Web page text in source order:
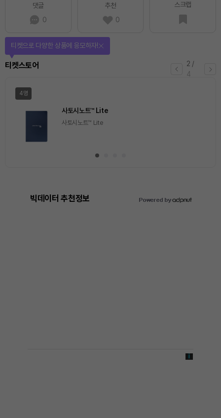
댓글
0
추천
0
스크랩
2 /
4
티켓스토어
티켓으로 다양한 상품에 응모하자!
4명
사토시노트™ Lite
사토시노트™ Lite
빅데이터 추천정보